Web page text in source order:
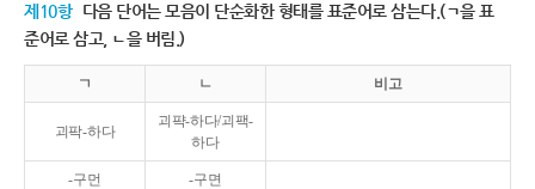
제10항 다음 단어는 모음이 단순화한 형태를 표준어로 삼는다.(ㄱ을 표
준어로 삼고, ㄴ을 버림.)
ㄱ ㄴ 비고
괴팍-하다
괴퍅-하다/괴팩-
하다
-구먼 -구면